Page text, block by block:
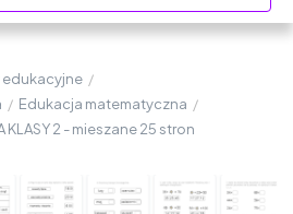
edukacyjne /
/ Edukacja matematyczna /
KLASY 2 - mieszane 25 stron